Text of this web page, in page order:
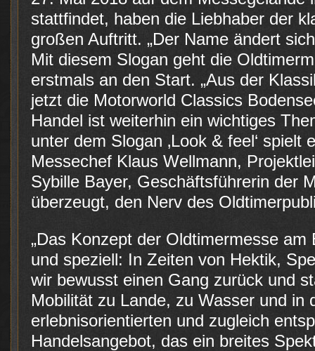
stattfindet, haben die Liebhaber der
großen Auftritt. „Der Name ändert
Mit diesem Slogan geht die
erstmals an den Start. „Aus der
jetzt die Motorworld Classics
Handel ist weiterhin ein wichtiges
unter dem Slogan ‚Look & feel‘ spielt
Messechef Klaus Wellmann,
Sybille Bayer, Geschäftsführerin der
überzeugt, den Nerv des
„Das Konzept der Oldtimermesse am
und speziell: In Zeiten von Hektik,
wir bewusst einen Gang zurück und
Mobilität zu Lande, zu Wasser und in
erlebnisorientierten und zugleich
Handelsangebot, das ein breites